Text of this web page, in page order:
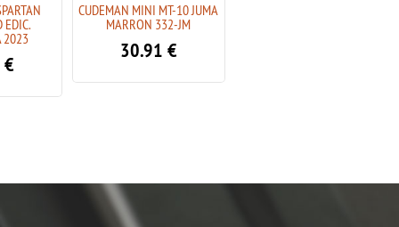
EDIC.
2023
€
CUDEMAN MINI MT-10 JUMA
MARRON 332-JM
30.91 €